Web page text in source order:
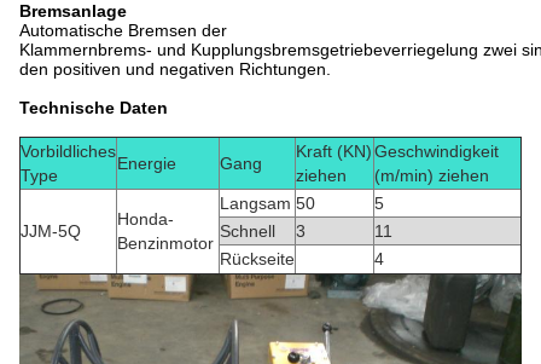
Bremsanlage
Automatische Bremsen der
Klammernbrems- und Kupplungsbremsgetriebeverriegelung zwei
den positiven und negativen Richtungen.
Technische Daten
Vorbildliches
Type
Energie Gang
Kraft (KN)
ziehen
Geschwindigkeit
(m/min) ziehen
JJM-5Q
Honda-
Benzinmotor
Langsam 50
5
Schnell
3
11
Rückseite
4